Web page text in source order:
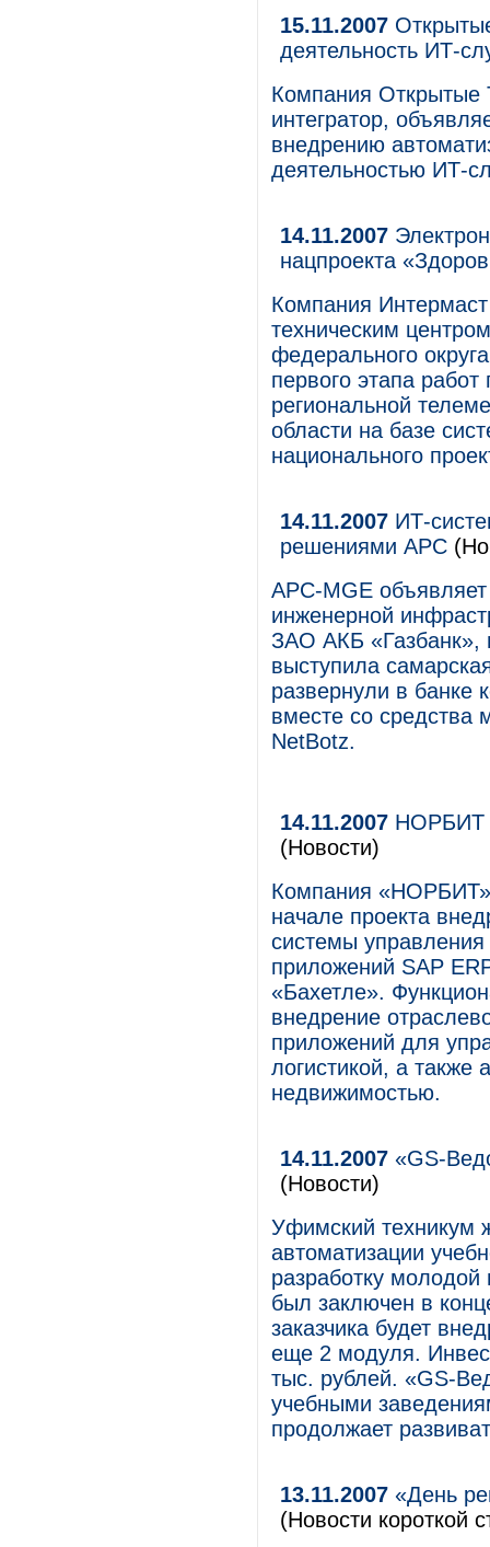
15.11.2007
деятельность ИТ-
Компания Открытые
интегратор,
внедрению
деятельностью ИТ-
14.11.2007
нацпроекта
Компания
техническим
федерального
первого этапа
региональной
области на базе
национального
14.11.2007 ИТ-
решениями APC
APC-MGE
инженерной
ЗАО АКБ «Газбанк»,
выступила
развернули в банке
вместе со средства
NetBotz.
14.11.2007 НОРБИТ
(Новости)
Компания
начале проекта
системы
приложений SAP
«Бахетле».
внедрение
приложений для
логистикой, а также
недвижимостью.
14.11.2007 «GS-
(Новости)
Уфимский техникум
автоматизации
разработку
был заключен в
заказчика будет
еще 2 модуля.
тыс. рублей. «GS-
учебными
продолжает
13.11.2007 «День
(Новости короткой